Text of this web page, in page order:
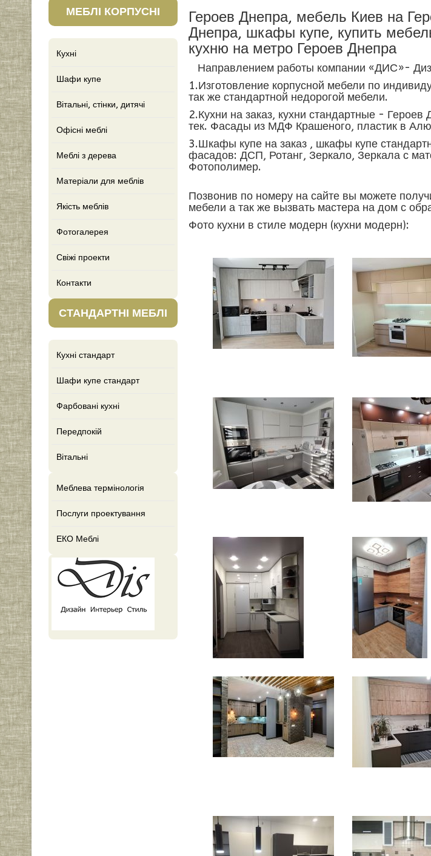
МЕБЛІ КОРПУСНІ
Кухні
Шафи купе
Вітальні, стінки, дитячі
Офісні меблі
Меблі з дерева
Матеріали для меблів
Якість меблів
Фотогалерея
Свіжі проекти
Контакти
СТАНДАРТНІ МЕБЛІ
Кухні стандарт
Шафи купе стандарт
Фарбовані кухні
Передпокій
Вітальні
Меблева термінологія
Послуги проектування
ЕКО Меблі
Героев Днепра, мебель Киев на
Днепра, шкафы купе, купить
кухню на метро Героев Днепра
Направлением работы компании «ДИС»-
1.Изготовление корпусной мебели по
так же стандартной недорогой мебели.
2.Кухни на заказ, кухни стандартные -
тек. Фасады из МДФ Крашеного, пластик в
3.Шкафы купе на заказ , шкафы купе
фасадов: ДСП, Ротанг, Зеркало, Зеркала с
Фотополимер.
Позвонив по номеру на сайте вы можете
мебели а так же вызвать мастера на дом с
Фото кухни в стиле модерн (кухни модерн):